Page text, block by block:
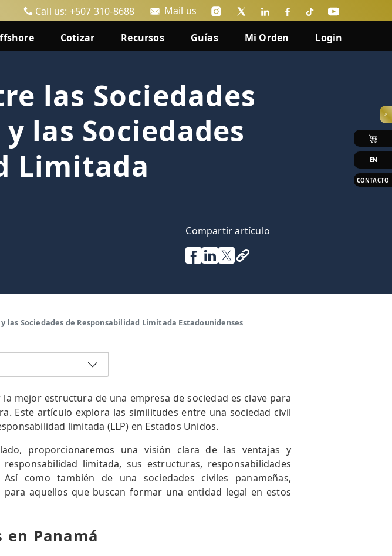
Call us: +507 310-8688 Mail us
Cotizar Recursos Guías Mi Orden Login
>
EN
CONTACTO
las Sociedades
las Sociedades
Limitada
Compartir artículo
las Sociedades de Responsabilidad Limitada Estadounidenses
mejor estructura de una empresa de sociedad es clave para
Este artículo explora las similitudes entre una sociedad civil
limitada (LLP) en Estados Unidos.
proporcionaremos una visión clara de las ventajas y
limitada, sus estructuras, responsabilidades
como también de una sociedades civiles panameñas,
aquellos que buscan formar una entidad legal en estos
en Panamá